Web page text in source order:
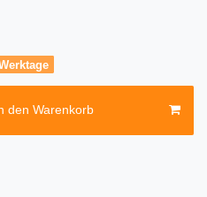
den Warenkorb